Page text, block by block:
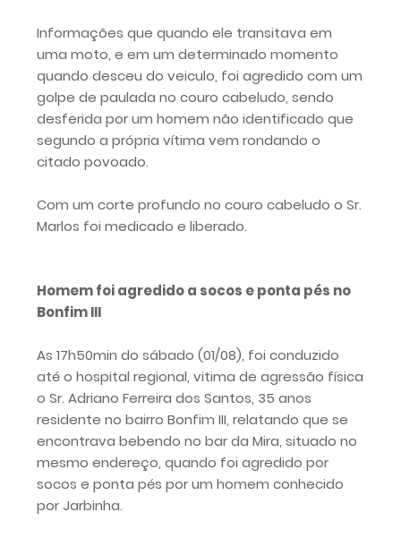
Informações que quando ele transitava em
uma moto, e em um determinado momento
quando desceu do veiculo, foi agredido com um
golpe de paulada no couro cabeludo, sendo
desferida por um homem não identificado que
segundo a própria vítima vem rondando o
citado povoado.
Com um corte profundo no couro cabeludo o Sr.
Marlos foi medicado e liberado.
Homem foi agredido a socos e ponta pés no
Bonfim III
As 17h50min do sábado (01/08), foi conduzido
até o hospital regional, vitima de agressão física
o Sr. Adriano Ferreira dos Santos, 35 anos
residente no bairro Bonfim III, relatando que se
encontrava bebendo no bar da Mira, situado no
mesmo endereço, quando foi agredido por
socos e ponta pés por um homem conhecido
por Jarbinha.